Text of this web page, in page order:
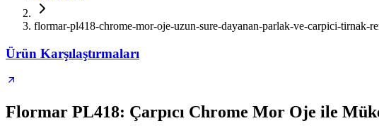
flormar-pl418-chrome-mor-oje-uzun-sure-dayanan-parlak-ve-carpici-tirnak-
Ürün Karşılaştırmaları
Flormar PL418: Çarpıcı Chrome Mor Oje ile